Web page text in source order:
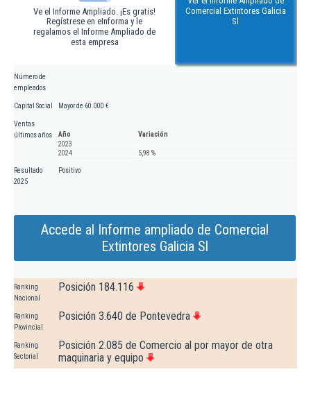
Ve el Informe Ampliado. ¡Es gratis!
Regístrese en eInforma y le
regalamos el Informe Ampliado de
esta empresa
Comercial Extintores Galicia
Sl
Número de
empleados
Capital Social Mayor de 60.000 €
Ventas
últimos años
Año
Variación
2023
2024
5,98 %
Resultado
2025
Positivo
Accede al Informe ampliado de Comercial
Extintores Galicia Sl
Ranking
Nacional
Posición 184.116
Ranking
Provincial
Posición 3.640 de Pontevedra
Ranking
Sectorial
Posición 2.085 de Comercio al por mayor de otra
maquinaria y equipo